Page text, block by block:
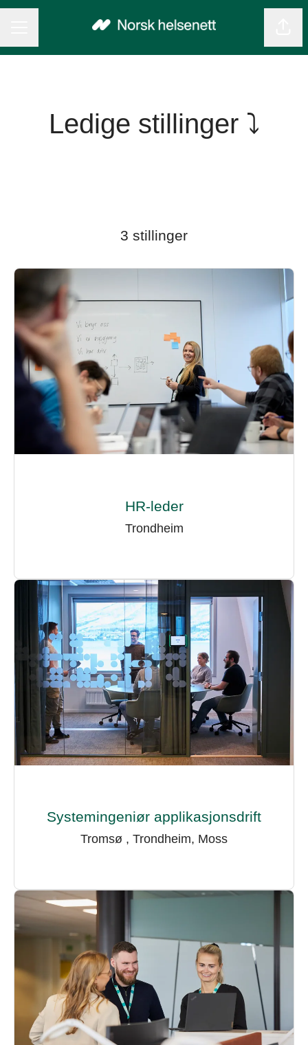
Ledige stillinger ⤵
3 stillinger
HR-leder
Trondheim
Systemingeniør applikasjonsdrift
Tromsø , Trondheim, Moss